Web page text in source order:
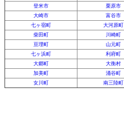
登米市
栗原市
大崎市
富谷市
七ヶ宿町
大河原町
柴田町
川崎町
亘理町
山元町
七ヶ浜町
利府町
大郷町
大衡村
加美町
涌谷町
女川町
南三陸町